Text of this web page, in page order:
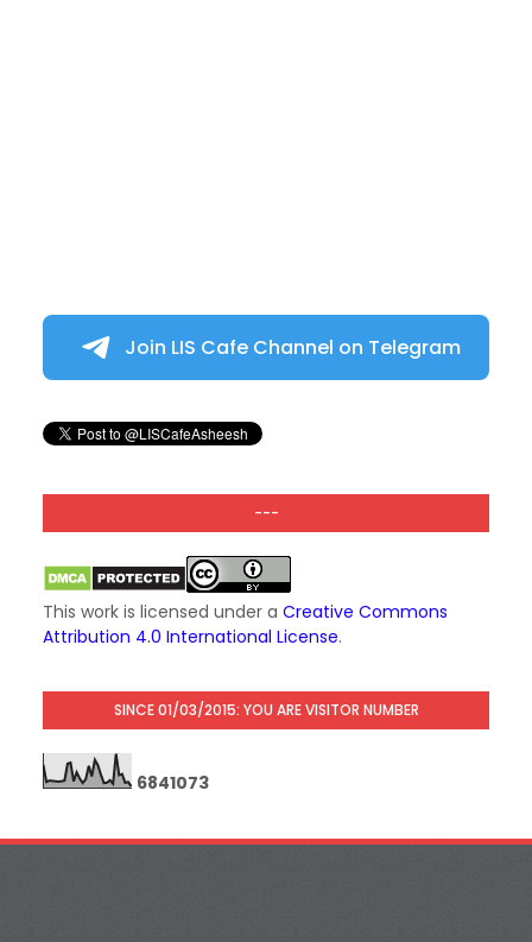
Join LIS Cafe Channel on Telegram
---
This work is licensed under a Creative Commons
Attribution 4.0 International License.
SINCE 01/03/2015: YOU ARE VISITOR NUMBER
6841073